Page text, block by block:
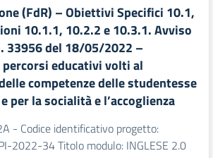
(FdR) – Obiettivi Specifici 10.1,
10.1.1, 10.2.2 e 10.3.1. Avviso
33956 del 18/05/2022 –
percorsi educativi volti al
competenze delle studentesse
per la socialità e l’accoglienza
- Codice identificativo progetto:
2022-34 Titolo modulo: INGLESE 2.0